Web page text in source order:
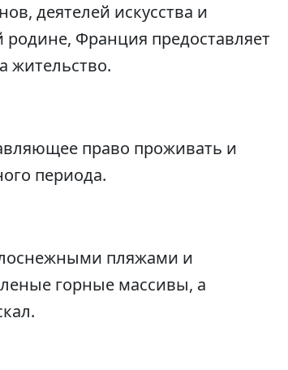
деятелей искусства и
родине, Франция предоставляет
жительство.
право проживать и
периода.
пляжами и
горные массивы, а